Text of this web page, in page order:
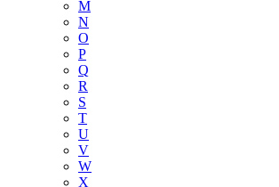
M
N
O
P
Q
R
S
T
U
V
W
X